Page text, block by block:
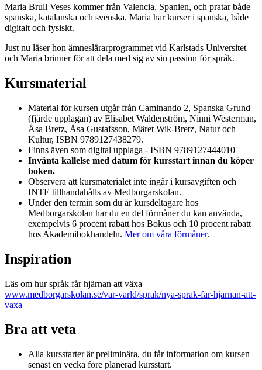
Maria Brull Veses kommer från Valencia, Spanien, och pratar både
spanska, katalanska och svenska. Maria har kurser i spanska, både
digitalt och fysiskt.
Just nu läser hon ämneslärarprogrammet vid Karlstads Universitet
och Maria brinner för att dela med sig av sin passion för språk.
Kursmaterial
Material för kursen utgår från Caminando 2, Spanska Grund
(fjärde upplagan) av Elisabet Waldenström, Ninni Westerman,
Åsa Bretz, Åsa Gustafsson, Märet Wik-Bretz, Natur och
Kultur, ISBN 9789127438279.
Finns även som digital upplaga - ISBN 9789127444010
Invänta kallelse med datum för kursstart innan du köper
boken.
Observera att kursmaterialet inte ingår i kursavgiften och
INTE tillhandahålls av Medborgarskolan.
Under den termin som du är kursdeltagare hos
Medborgarskolan har du en del förmåner du kan använda,
exempelvis 6 procent rabatt hos Bokus och 10 procent rabatt
hos Akademibokhandeln. Mer om våra förmåner.
Inspiration
Läs om hur språk får hjärnan att växa
www.medborgarskolan.se/var-varld/sprak/nya-sprak-far-hjarnan-att-
vaxa
Bra att veta
Alla kursstarter är preliminära, du får information om kursen
senast en vecka före planerad kursstart.